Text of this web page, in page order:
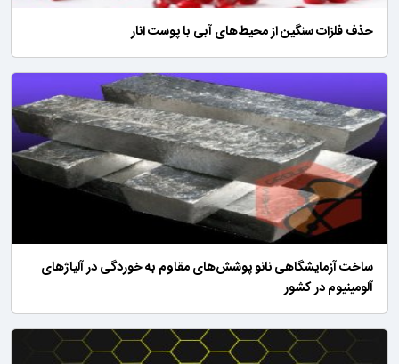
حذف فلزات سنگین از محیط‌های آبی با پوست انار
ساخت آزمایشگاهی نانو پوشش‌های مقاوم به خوردگی در آلیاژهای
آلومینیوم در کشور